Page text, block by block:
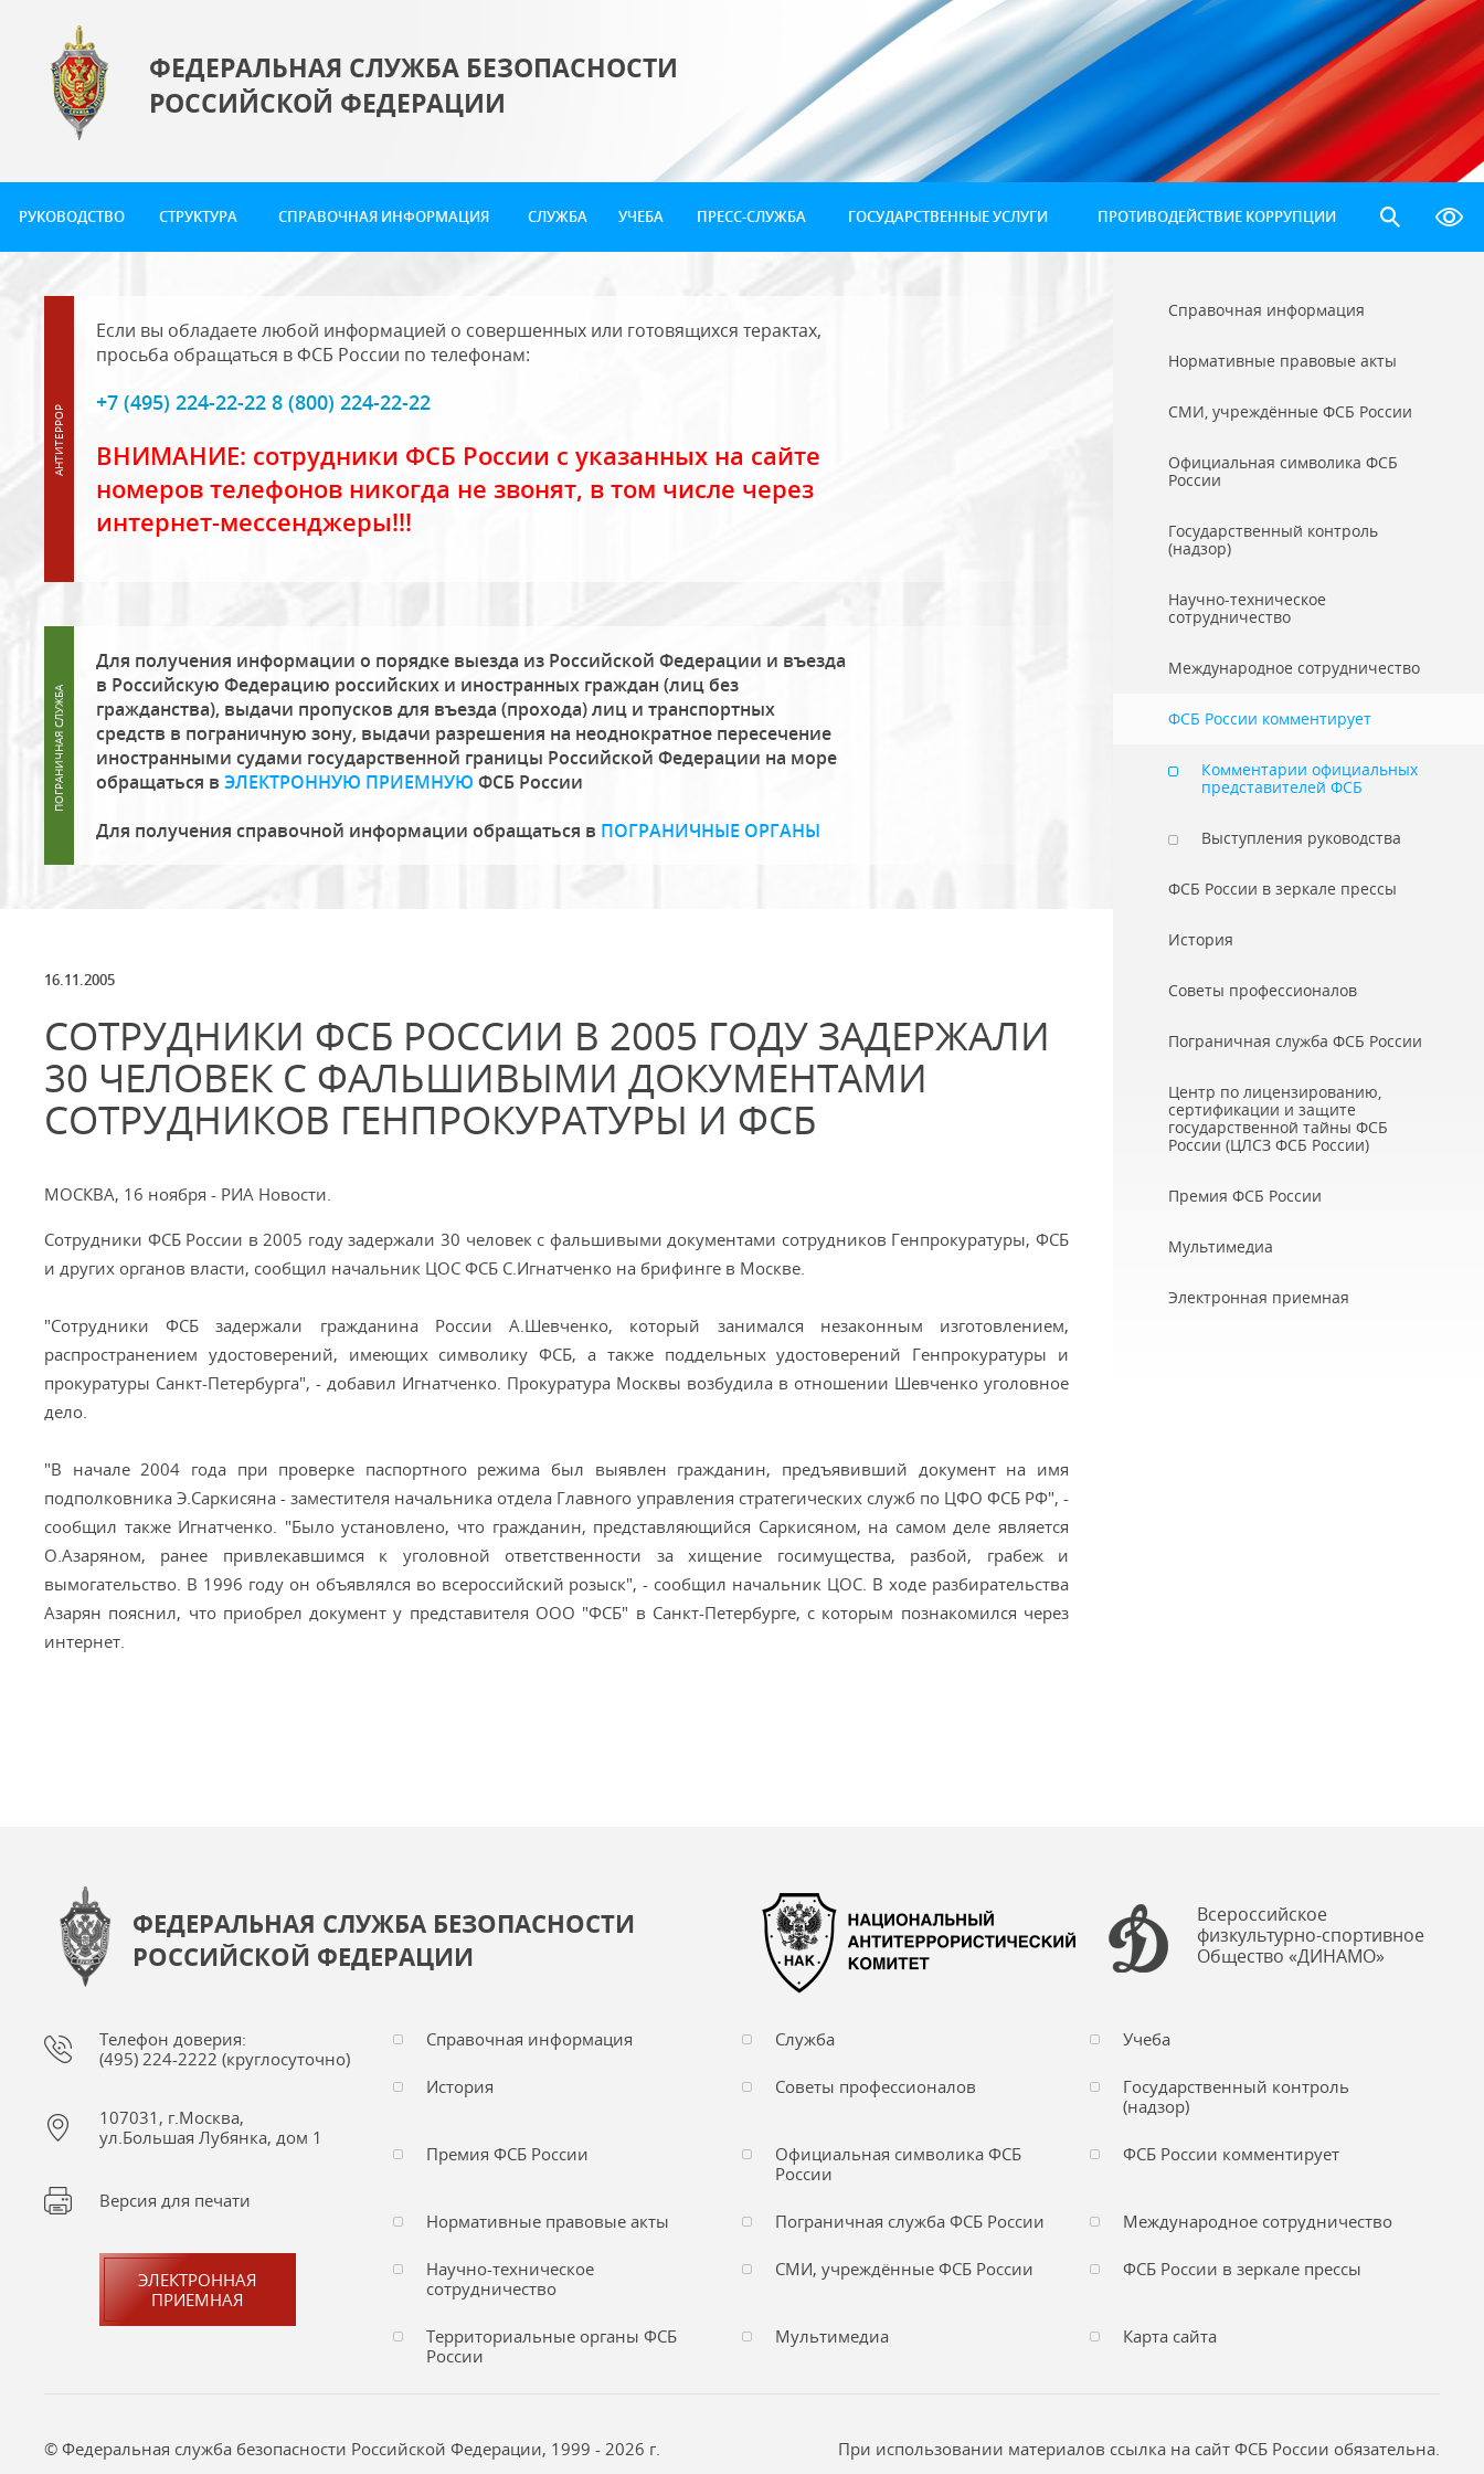
ФЕДЕРАЛЬНАЯ СЛУЖБА БЕЗОПАСНОСТИ
РОССИЙСКОЙ ФЕДЕРАЦИИ
РУКОВОДСТВО СТРУКТУРА СПРАВОЧНАЯ ИНФОРМАЦИЯ СЛУЖБА УЧЕБА ПРЕСС-СЛУЖБА ГОСУДАРСТВЕННЫЕ УСЛУГИ ПРОТИВОДЕЙСТВИЕ КОРРУПЦИИ
Если вы обладаете любой информацией о совершенных или готовящихся терактах,
просьба обращаться в ФСБ России по телефонам:
+7 (495) 224-22-22 8 (800) 224-22-22
ВНИМАНИЕ: сотрудники ФСБ России с указанных на сайте
номеров телефонов никогда не звонят, в том числе через
интернет-мессенджеры!!!
Для получения информации о порядке выезда из Российской Федерации и въезда
в Российскую Федерацию российских и иностранных граждан (лиц без
гражданства), выдачи пропусков для въезда (прохода) лиц и транспортных
средств в пограничную зону, выдачи разрешения на неоднократное пересечение
иностранными судами государственной границы Российской Федерации на море
обращаться в ЭЛЕКТРОННУЮ ПРИЕМНУЮ ФСБ России
Для получения справочной информации обращаться в ПОГРАНИЧНЫЕ ОРГАНЫ
16.11.2005
СОТРУДНИКИ ФСБ РОССИИ В 2005 ГОДУ ЗАДЕРЖАЛИ
30 ЧЕЛОВЕК С ФАЛЬШИВЫМИ ДОКУМЕНТАМИ
СОТРУДНИКОВ ГЕНПРОКУРАТУРЫ И ФСБ
МОСКВА, 16 ноября - РИА Новости.
Сотрудники ФСБ России в 2005 году задержали 30 человек с фальшивыми документами сотрудников Генпрокуратуры, ФСБ
и других органов власти, сообщил начальник ЦОС ФСБ С.Игнатченко на брифинге в Москве.
"Сотрудники ФСБ задержали гражданина России А.Шевченко, который занимался незаконным изготовлением,
распространением удостоверений, имеющих символику ФСБ, а также поддельных удостоверений Генпрокуратуры и
прокуратуры Санкт-Петербурга", - добавил Игнатченко. Прокуратура Москвы возбудила в отношении Шевченко уголовное
дело.
"В начале 2004 года при проверке паспортного режима был выявлен гражданин, предъявивший документ на имя
подполковника Э.Саркисяна - заместителя начальника отдела Главного управления стратегических служб по ЦФО ФСБ РФ", -
сообщил также Игнатченко. "Было установлено, что гражданин, представляющийся Саркисяном, на самом деле является
О.Азаряном, ранее привлекавшимся к уголовной ответственности за хищение госимущества, разбой, грабеж и
вымогательство. В 1996 году он объявлялся во всероссийский розыск", - сообщил начальник ЦОС. В ходе разбирательства
Азарян пояснил, что приобрел документ у представителя ООО "ФСБ" в Санкт-Петербурге, с которым познакомился через
интернет.
Справочная информация
Нормативные правовые акты
СМИ, учреждённые ФСБ России
Официальная символика ФСБ
России
Государственный контроль
(надзор)
Научно-техническое
сотрудничество
Международное сотрудничество
ФСБ России комментирует
Комментарии официальных
представителей ФСБ
Выступления руководства
ФСБ России в зеркале прессы
История
Советы профессионалов
Пограничная служба ФСБ России
Центр по лицензированию,
сертификации и защите
государственной тайны ФСБ
России (ЦЛСЗ ФСБ России)
Премия ФСБ России
Мультимедиа
Электронная приемная
ФЕДЕРАЛЬНАЯ СЛУЖБА БЕЗОПАСНОСТИ
РОССИЙСКОЙ ФЕДЕРАЦИИ
Всероссийское
физкультурно-спортивное
Общество «ДИНАМО»
Телефон доверия:
(495) 224-2222 (круглосуточно)
107031, г.Москва,
ул.Большая Лубянка, дом 1
Версия для печати
ЭЛЕКТРОННАЯ
ПРИЕМНАЯ
Справочная информация Служба Учеба
История Советы профессионалов
Государственный контроль
(надзор)
Премия ФСБ России
Официальная символика ФСБ
России
ФСБ России комментирует
Нормативные правовые акты Пограничная служба ФСБ России Международное сотрудничество
Научно-техническое
сотрудничество
СМИ, учреждённые ФСБ России ФСБ России в зеркале прессы
Территориальные органы ФСБ
России
Мультимедиа Карта сайта
© Федеральная служба безопасности Российской Федерации, 1999 - 2026 г. При использовании материалов ссылка на сайт ФСБ России обязательна.